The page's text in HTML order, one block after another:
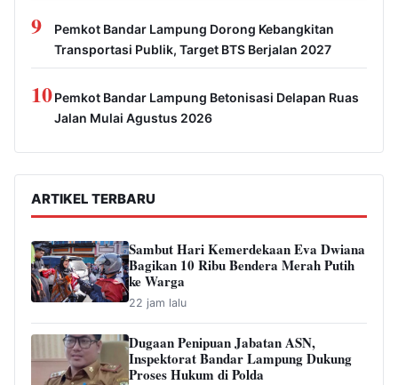
9
Pemkot Bandar Lampung Dorong Kebangkitan
Transportasi Publik, Target BTS Berjalan 2027
10Pemkot Bandar Lampung Betonisasi Delapan Ruas
Jalan Mulai Agustus 2026
ARTIKEL TERBARU
Sambut Hari Kemerdekaan Eva Dwiana
Bagikan 10 Ribu Bendera Merah Putih
ke Warga
22 jam lalu
Dugaan Penipuan Jabatan ASN,
Inspektorat Bandar Lampung Dukung
Proses Hukum di Polda